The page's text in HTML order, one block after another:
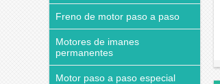
Freno de motor paso a paso
Motores de imanes
permanentes
Motor paso a paso especial